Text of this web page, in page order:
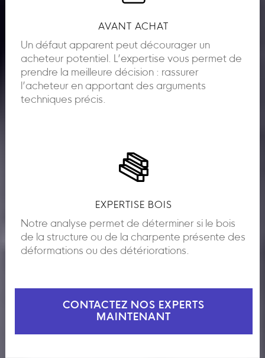
AVANT ACHAT
Un défaut apparent peut décourager un
acheteur potentiel. L’expertise vous permet de
prendre la meilleure décision : rassurer
l’acheteur en apportant des arguments
techniques précis.
EXPERTISE BOIS
Notre analyse permet de déterminer si le bois
de la structure ou de la charpente présente des
déformations ou des détériorations.
CONTACTEZ NOS EXPERTS
MAINTENANT